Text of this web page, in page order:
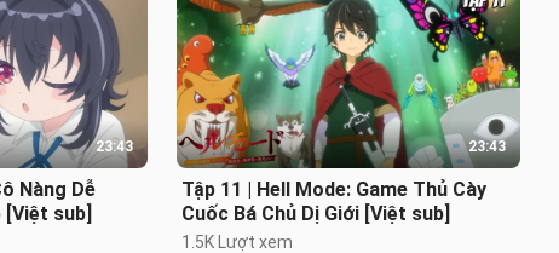
23:43
Nàng Dễ
sub]
23:43
Tập 11 | Hell Mode: Game Thủ Cày
Cuốc Bá Chủ Dị Giới [Việt sub]
1.5K Lượt xem